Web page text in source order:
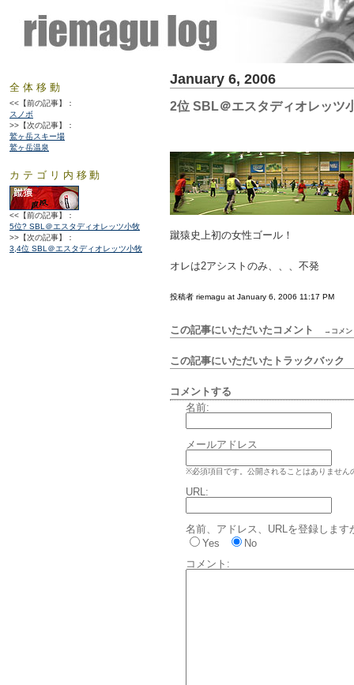
January 6, 2006
2位 SBL＠エスタディオレッツ
蹴猿史上初の女性ゴール！
オレは2アシストのみ、、、不発
投稿者 riemagu at January 6, 2006 11:17 PM
この記事にいただいたコメント →コメン
この記事にいただいたトラックバック
コメントする
名前:
メールアドレス
※必須項目です。公開されることはありません
URL:
名前、アドレス、URLを登録します
Yes
No
コメント:
全体移動
<<【前の記事】：
スノボ
>>【次の記事】：
鷲ヶ岳スキー場
鷲ヶ岳温泉
カテゴリ内移動
<<【前の記事】：
5位? SBL＠エスタディオレッツ小牧
>>【次の記事】：
3,4位 SBL＠エスタディオレッツ小牧